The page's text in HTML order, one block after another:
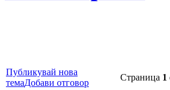
Публикувай нова
темаДобави отговор
Страница 1